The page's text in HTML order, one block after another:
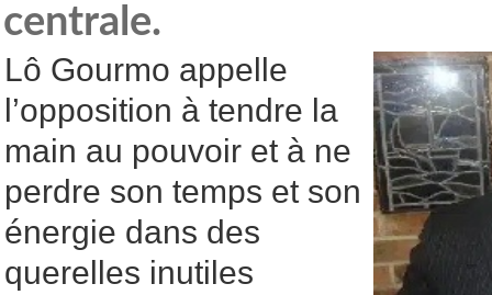
centrale.
Lô Gourmo appelle
l’opposition à tendre la
main au pouvoir et à ne
perdre son temps et son
énergie dans des
querelles inutiles